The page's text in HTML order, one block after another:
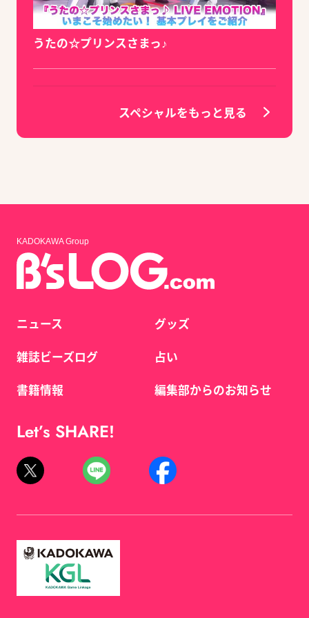
うたの☆プリンスさまっ♪
スペシャルをもっと見る
KADOKAWA Group
ニュース
雑誌ビーズログ
書籍情報
グッズ
占い
編集部からのお知らせ
Let’s SHARE!